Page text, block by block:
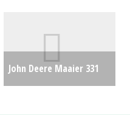
John Deere Maaier 331